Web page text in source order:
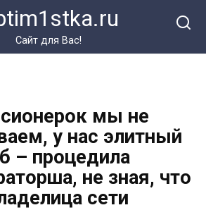
Сайт для Вас!
мы не
у нас элитный
– процедила
не зная, что
сети